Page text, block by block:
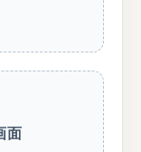
面